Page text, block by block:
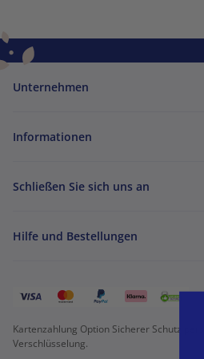
Unternehmen
Informationen
Schließen Sie sich uns an
Hilfe und Bestellungen
Kartenzahlung Option Sicherer Schutz
Verschlüsselung.